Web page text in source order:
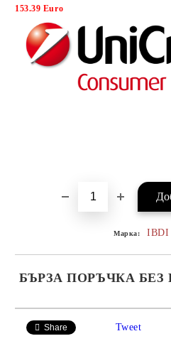
153.39 Euro
Марка: IBDI
БЪРЗА ПОРЪЧКА БЕЗ
Share Tweet